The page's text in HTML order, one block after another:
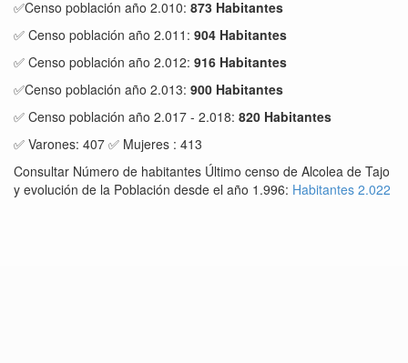
✅Censo población año 2.010: 873 Habitantes
✅ Censo población año 2.011: 904 Habitantes
✅ Censo población año 2.012: 916 Habitantes
✅Censo población año 2.013: 900 Habitantes
✅ Censo población año 2.017 - 2.018: 820 Habitantes
✅ Varones: 407 ✅ Mujeres : 413
Consultar Número de habitantes Último censo de Alcolea de Tajo
y evolución de la Población desde el año 1.996: Habitantes 2.022